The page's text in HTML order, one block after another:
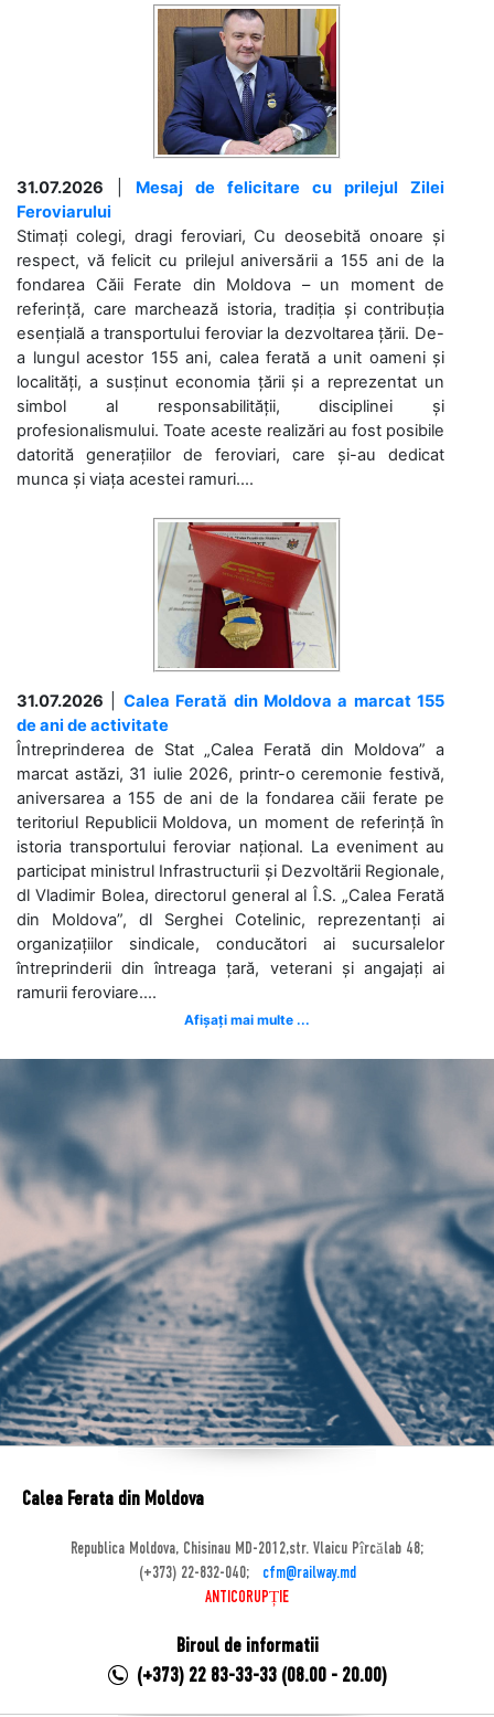
31.07.2026
Mesaj de felicitare cu prilejul Zilei
Feroviarului
Stimați colegi, dragi feroviari, Cu deosebită onoare și
respect, vă felicit cu prilejul aniversării a 155 ani de la
fondarea Căii Ferate din Moldova – un moment de
referință, care marchează istoria, tradiția și contribuția
esențială a transportului feroviar la dezvoltarea țării. De-
a lungul acestor 155 ani, calea ferată a unit oameni și
localități, a susținut economia țării și a reprezentat un
simbol al responsabilității, disciplinei și
profesionalismului. Toate aceste realizări au fost posibile
datorită generațiilor de feroviari, care și-au dedicat
munca și viața acestei ramuri....
31.07.2026
Calea Ferată din Moldova a marcat 155
de ani de activitate
Întreprinderea de Stat „Calea Ferată din Moldova” a
marcat astăzi, 31 iulie 2026, printr-o ceremonie festivă,
aniversarea a 155 de ani de la fondarea căii ferate pe
teritoriul Republicii Moldova, un moment de referință în
istoria transportului feroviar național. La eveniment au
participat ministrul Infrastructurii și Dezvoltării Regionale,
dl Vladimir Bolea, directorul general al Î.S. „Calea Ferată
din Moldova”, dl Serghei Cotelinic, reprezentanți ai
organizațiilor sindicale, conducători ai sucursalelor
întreprinderii din întreaga țară, veterani și angajați ai
ramurii feroviare....
Afișați mai multe ...
Calea Ferata din Moldova
Republica Moldova, Chisinau MD-2012,str. Vlaicu Pîrcălab 48;
(+373) 22-832-040;
cfm@railway.md
ANTICORUPȚIE
Biroul de informatii
(+373) 22 83-33-33 (08.00 - 20.00)